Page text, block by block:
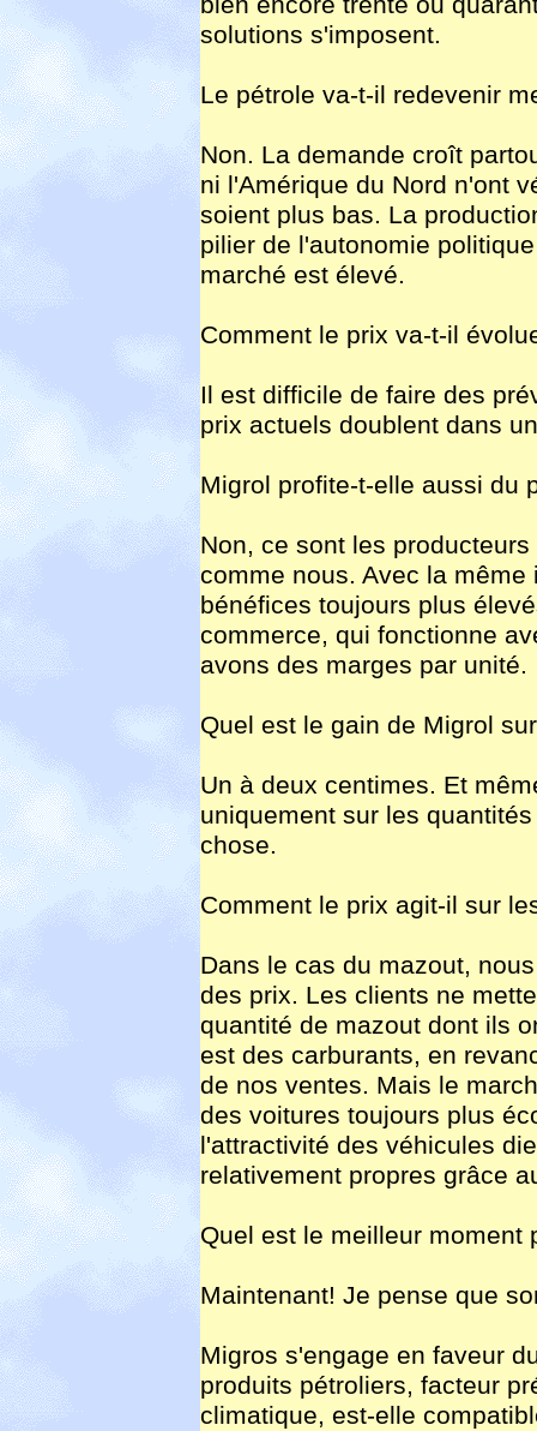
solutions s'imposent.
Le pétrole va-t-il redevenir
Non. La demande croît
ni l'Amérique du Nord n'ont
soient plus bas. La
pilier de l'autonomie
marché est élevé.
Comment le prix va-t-il
Il est difficile de faire des
prix actuels doublent dans
Migrol profite-t-elle aussi du
Non, ce sont les
comme nous. Avec la
bénéfices toujours plus
commerce, qui fonctionne
avons des marges par unité.
Quel est le gain de Migrol
Un à deux centimes. Et
uniquement sur les
chose.
Comment le prix agit-il sur
Dans le cas du mazout,
des prix. Les clients ne
quantité de mazout dont ils
est des carburants, en
de nos ventes. Mais le
des voitures toujours plus
l'attractivité des véhicules
relativement propres grâce
Quel est le meilleur moment
Maintenant! Je pense que
Migros s'engage en faveur
produits pétroliers, facteur
climatique, est-elle